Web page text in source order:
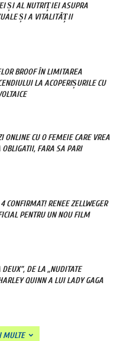
ȘI AL NUTRIȚIEI ASUPRA
ȘI A VITALITĂȚII
BROOF ÎN LIMITAREA
LA ACOPERIȘURILE CU
ONLINE CU O FEMEIE CARE VREA
OBLIGATII, FARA SA PARI
CONFIRMAT! RENEE ZELLWEGER
PENTRU UN NOU FILM
DEUX”, DE LA „NUDITATE
QUINN A LUI LADY GAGA
MULTE